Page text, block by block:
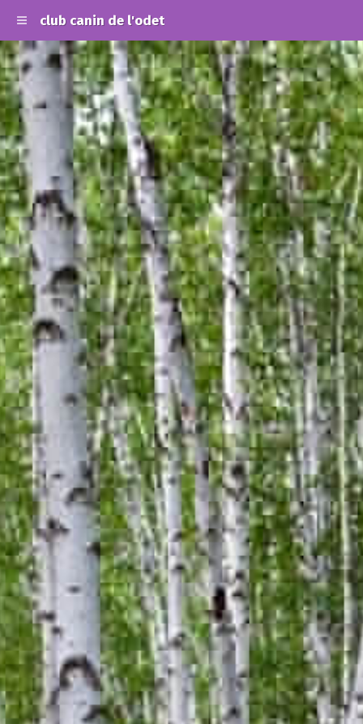
club canin de l'odet